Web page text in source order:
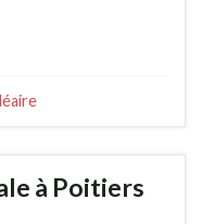
à Poitiers